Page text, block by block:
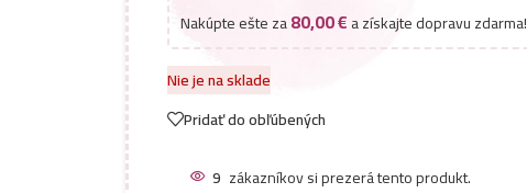
Nakúpte ešte za80,00€a získajte dopravu zdarma!
Nie je na sklade
Pridať do obľúbených
9 zákazníkov si prezerá tento produkt.